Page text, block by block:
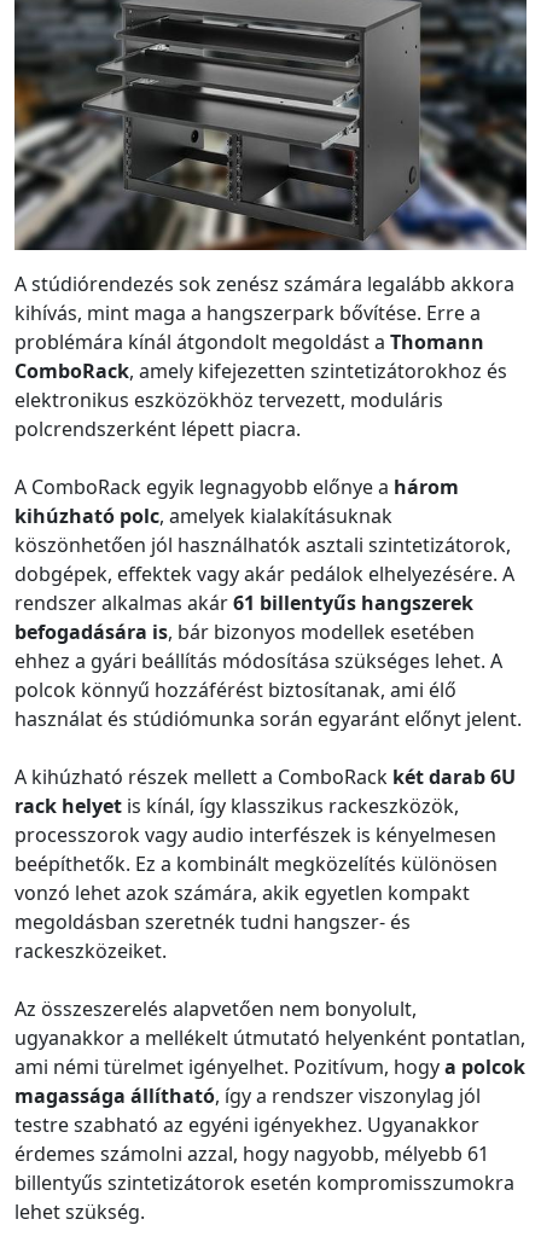
A stúdiórendezés sok zenész számára legalább akkora
kihívás, mint maga a hangszerpark bővítése. Erre a
problémára kínál átgondolt megoldást a Thomann
ComboRack, amely kifejezetten szintetizátorokhoz és
elektronikus eszközökhöz tervezett, moduláris
polcrendszerként lépett piacra.
A ComboRack egyik legnagyobb előnye a három
kihúzható polc, amelyek kialakításuknak
köszönhetően jól használhatók asztali szintetizátorok,
dobgépek, effektek vagy akár pedálok elhelyezésére. A
rendszer alkalmas akár61 billentyűs hangszerek
befogadására is, bár bizonyos modellek esetében
ehhez a gyári beállítás módosítása szükséges lehet. A
polcok könnyű hozzáférést biztosítanak, ami élő
használat és stúdiómunka során egyaránt előnyt jelent.
A kihúzható részek mellett a ComboRack két darab 6U
rack helyet is kínál, így klasszikus rackeszközök,
processzorok vagy audio interfészek is kényelmesen
beépíthetők. Ez a kombinált megközelítés különösen
vonzó lehet azok számára, akik egyetlen kompakt
megoldásban szeretnék tudni hangszer- és
rackeszközeiket.
Az összeszerelés alapvetően nem bonyolult,
ugyanakkor a mellékelt útmutató helyenként pontatlan,
ami némi türelmet igényelhet. Pozitívum, hogya polcok
magassága állítható, így a rendszer viszonylag jól
testre szabható az egyéni igényekhez. Ugyanakkor
érdemes számolni azzal, hogy nagyobb, mélyebb 61
billentyűs szintetizátorok esetén kompromisszumokra
lehet szükség.